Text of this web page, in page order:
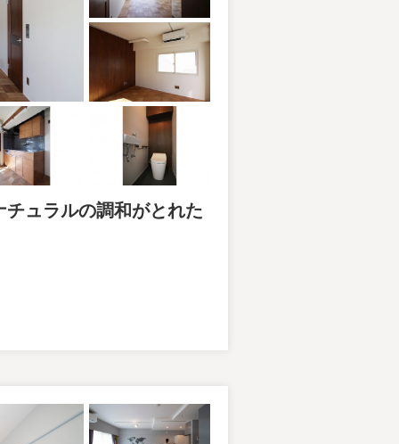
ュラルの調和がとれた